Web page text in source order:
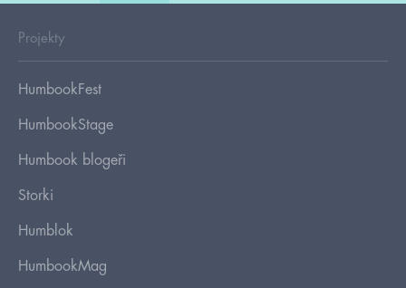
Projekty
HumbookFest
HumbookStage
Humbook blogeři
Storki
Humblok
HumbookMag